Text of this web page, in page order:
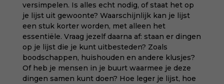
versimpelen. Is alles echt nodig, of staat het op
je lijst uit gewoonte? Waarschijnlijk kan je lijst
een stuk korter worden, met alleen het
essentiële. Vraag jezelf daarna af: staan er dingen
op je lijst die je kunt uitbesteden? Zoals
boodschappen, huishouden en andere klusjes?
Of heb je mensen in je buurt waarmee je deze
dingen samen kunt doen? Hoe leger je lijst, hoe